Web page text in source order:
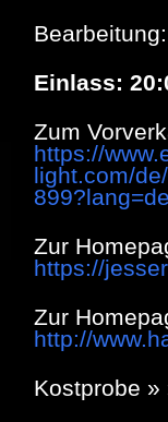
Einlass:
Zum
https://
light.com/
899?lang=de
Zur
https://
Zur
http://
Kostprobe »